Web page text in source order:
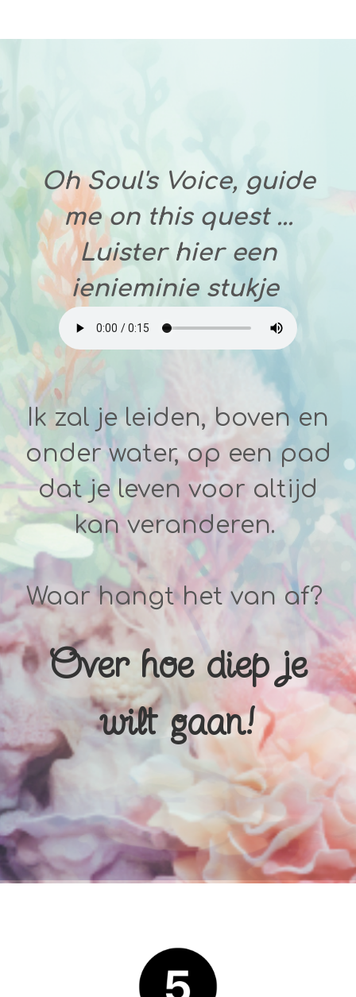
Oh Soul's Voice, guide
me on this quest ...
Luister hier een
ienieminie stukje
Ik zal je leiden, boven en
onder water, op een pad
dat je leven voor altijd
kan veranderen.
Waar hangt het van af?
Over hoe diep je
wilt gaan!